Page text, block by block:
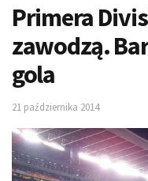
Primera
zawodzą.
gola
21 października 2014